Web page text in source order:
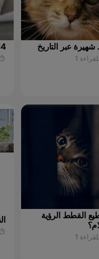
1
14 حقيقة
القطط الرؤية
1